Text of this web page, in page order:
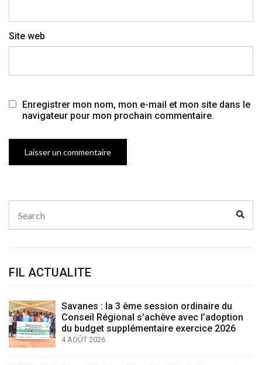
Site web
Enregistrer mon nom, mon e-mail et mon site dans le
navigateur pour mon prochain commentaire.
for:
FIL ACTUALITE
Savanes : la 3 ème session ordinaire du
Conseil Régional s’achève avec l’adoption
du budget supplémentaire exercice 2026
4 AOÛT 2026